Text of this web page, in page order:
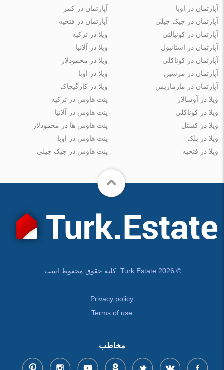
آپارتمان در اوبا
آپارتمان در جیک جیلی
آپارتمان در کمر
آپارتمان در فتحیه
آپارتمان در کونیالتی
آپارتمان در استانبول
آپارتمان در کوناکلی
آپارتمان در مرسین
آپارتمان در مارماریس
ویلا در ترکیه
ویلا در آلانیا
ویلا در محمودلار
ویلا در اوبا
ویلا در کارگیجاک
ویلا در آوسالار
ویلا در کوناکلی
ویلا در کستل
ویلا در بلک
ویلا در فتحیه
پنت هاوس در ترکیه
پنت هاوس در آلانیا
پنت هاوس ها در محمودلار
پنت هاوس در اوبا
پنت هاوس در جیک جیلی
© Turk.Estate 2026. کلیه حقوق محفوظ است.
Privacy policy
Terms of use
مخاطب